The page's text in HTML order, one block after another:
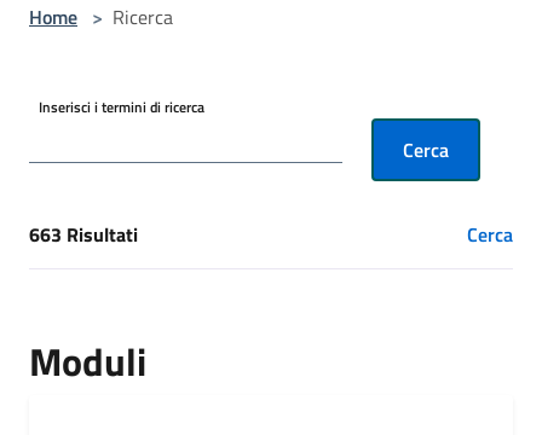
Home > Ricerca
Inserisci i termini di ricerca
Cerca
[results] Risultati
663 Risultati Cerca
Moduli